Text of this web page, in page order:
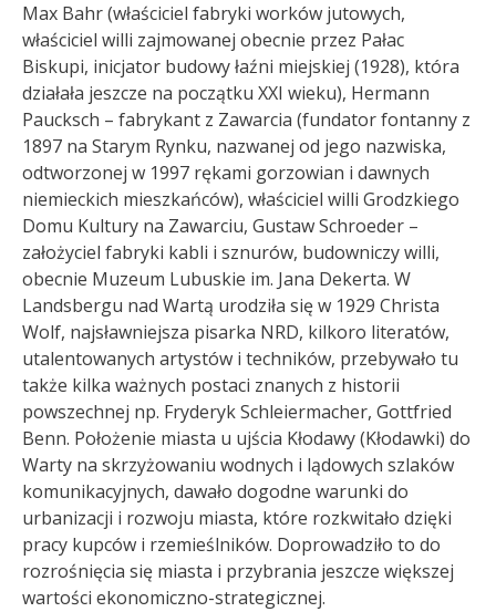
Max Bahr (właściciel fabryki worków jutowych,
właściciel willi zajmowanej obecnie przez Pałac
Biskupi, inicjator budowy łaźni miejskiej (1928), która
działała jeszcze na początku XXI wieku), Hermann
Paucksch – fabrykant z Zawarcia (fundator fontanny z
1897 na Starym Rynku, nazwanej od jego nazwiska,
odtworzonej w 1997 rękami gorzowian i dawnych
niemieckich mieszkańców), właściciel willi Grodzkiego
Domu Kultury na Zawarciu, Gustaw Schroeder –
założyciel fabryki kabli i sznurów, budowniczy willi,
obecnie Muzeum Lubuskie im. Jana Dekerta. W
Landsbergu nad Wartą urodziła się w 1929 Christa
Wolf, najsławniejsza pisarka NRD, kilkoro literatów,
utalentowanych artystów i techników, przebywało tu
także kilka ważnych postaci znanych z historii
powszechnej np. Fryderyk Schleiermacher, Gottfried
Benn. Położenie miasta u ujścia Kłodawy (Kłodawki) do
Warty na skrzyżowaniu wodnych i lądowych szlaków
komunikacyjnych, dawało dogodne warunki do
urbanizacji i rozwoju miasta, które rozkwitało dzięki
pracy kupców i rzemieślników. Doprowadziło to do
rozrośnięcia się miasta i przybrania jeszcze większej
wartości ekonomiczno-strategicznej.